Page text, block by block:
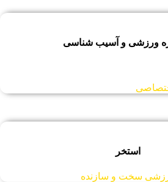
ورزشی و آسیب شناسی
استخر
سخت و سازنده